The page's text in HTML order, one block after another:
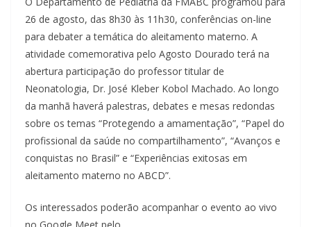
26 de agosto, das 8h30 às 11h30, conferências on-line
para debater a temática do aleitamento materno. A
atividade comemorativa pelo Agosto Dourado terá na
abertura participação do professor titular de
Neonatologia, Dr. José Kleber Kobol Machado. Ao longo
da manhã haverá palestras, debates e mesas redondas
sobre os temas “Protegendo a amamentação”, “Papel do
profissional da saúde no compartilhamento”, “Avanços e
conquistas no Brasil” e “Experiências exitosas em
aleitamento materno no ABCD”.
Os interessados poderão acompanhar o evento ao vivo